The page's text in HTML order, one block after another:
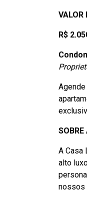
VALOR
R$
A Casa
alto
nossos